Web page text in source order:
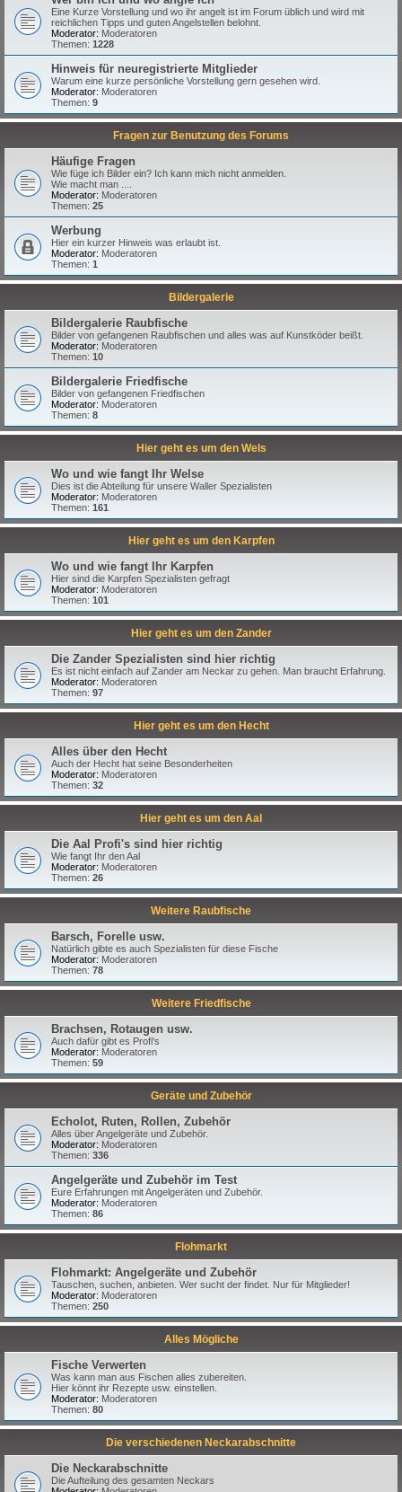
Eine Kurze Vorstellung und wo ihr angelt ist im Forum üblich und wird mit
reichlichen Tipps und guten Angelstellen belohnt.
Moderator: Moderatoren
Themen: 1228
Hinweis für neuregistrierte Mitglieder
Warum eine kurze persönliche Vorstellung gern gesehen wird.
Moderator: Moderatoren
Themen: 9
Fragen zur Benutzung des Forums
Häufige Fragen
Wie füge ich Bilder ein? Ich kann mich nicht anmelden.
Wie macht man ....
Moderator: Moderatoren
Themen: 25
Werbung
Hier ein kurzer Hinweis was erlaubt ist.
Moderator: Moderatoren
Themen: 1
Bildergalerie
Bildergalerie Raubfische
Bilder von gefangenen Raubfischen und alles was auf Kunstköder beißt.
Moderator: Moderatoren
Themen: 10
Bildergalerie Friedfische
Bilder von gefangenen Friedfischen
Moderator: Moderatoren
Themen: 8
Hier geht es um den Wels
Wo und wie fangt Ihr Welse
Dies ist die Abteilung für unsere Waller Spezialisten
Moderator: Moderatoren
Themen: 161
Hier geht es um den Karpfen
Wo und wie fangt Ihr Karpfen
Hier sind die Karpfen Spezialisten gefragt
Moderator: Moderatoren
Themen: 101
Hier geht es um den Zander
Die Zander Spezialisten sind hier richtig
Es ist nicht einfach auf Zander am Neckar zu gehen. Man braucht Erfahrung.
Moderator: Moderatoren
Themen: 97
Hier geht es um den Hecht
Alles über den Hecht
Auch der Hecht hat seine Besonderheiten
Moderator: Moderatoren
Themen: 32
Hier geht es um den Aal
Die Aal Profi's sind hier richtig
Wie fangt Ihr den Aal
Moderator: Moderatoren
Themen: 26
Weitere Raubfische
Barsch, Forelle usw.
Natürlich gibte es auch Spezialisten für diese Fische
Moderator: Moderatoren
Themen: 78
Weitere Friedfische
Brachsen, Rotaugen usw.
Auch dafür gibt es Profi's
Moderator: Moderatoren
Themen: 59
Geräte und Zubehör
Echolot, Ruten, Rollen, Zubehör
Alles über Angelgeräte und Zubehör.
Moderator: Moderatoren
Themen: 336
Angelgeräte und Zubehör im Test
Eure Erfahrungen mit Angelgeräten und Zubehör.
Moderator: Moderatoren
Themen: 86
Flohmarkt
Flohmarkt: Angelgeräte und Zubehör
Tauschen, suchen, anbieten. Wer sucht der findet. Nur für Mitglieder!
Moderator: Moderatoren
Themen: 250
Alles Mögliche
Fische Verwerten
Was kann man aus Fischen alles zubereiten.
Hier könnt ihr Rezepte usw. einstellen.
Moderator: Moderatoren
Themen: 80
Die verschiedenen Neckarabschnitte
Die Neckarabschnitte
Die Aufteilung des gesamten Neckars